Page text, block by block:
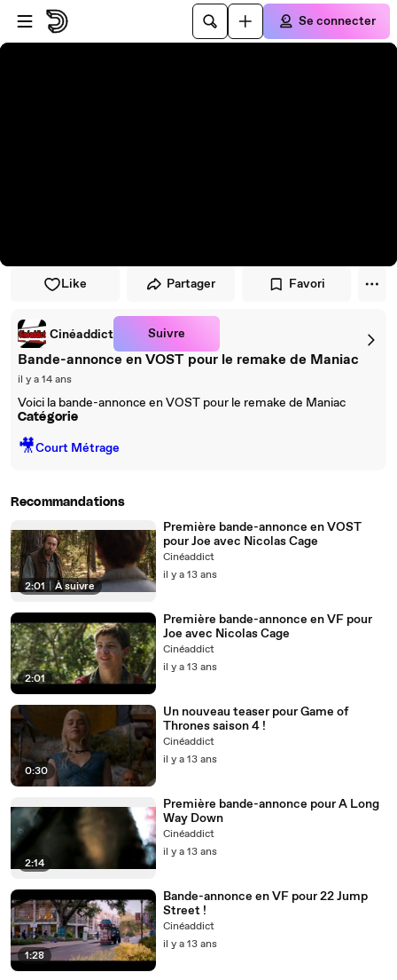
Passer au player
Passer au contenu principal
Se connecter
Like Partager Favori
Cinéaddict Suivre
Bande-annonce en VOST pour le remake de Maniac
il y a 14 ans
Voici la bande-annonce en VOST pour le remake de Maniac
Catégorie
🎥Court Métrage
Recommandations
2:01 À suivre
Première bande-annonce en VOST
pour Joe avec Nicolas Cage
Cinéaddict
il y a 13 ans
2:01
Première bande-annonce en VF pour
Joe avec Nicolas Cage
Cinéaddict
il y a 13 ans
0:30
Un nouveau teaser pour Game of
Thrones saison 4 !
Cinéaddict
il y a 13 ans
2:14
Première bande-annonce pour A Long
Way Down
Cinéaddict
il y a 13 ans
1:28
Bande-annonce en VF pour 22 Jump
Street !
Cinéaddict
il y a 13 ans